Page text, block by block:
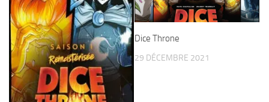
Dice Throne
29 DÉCEMBRE 2021